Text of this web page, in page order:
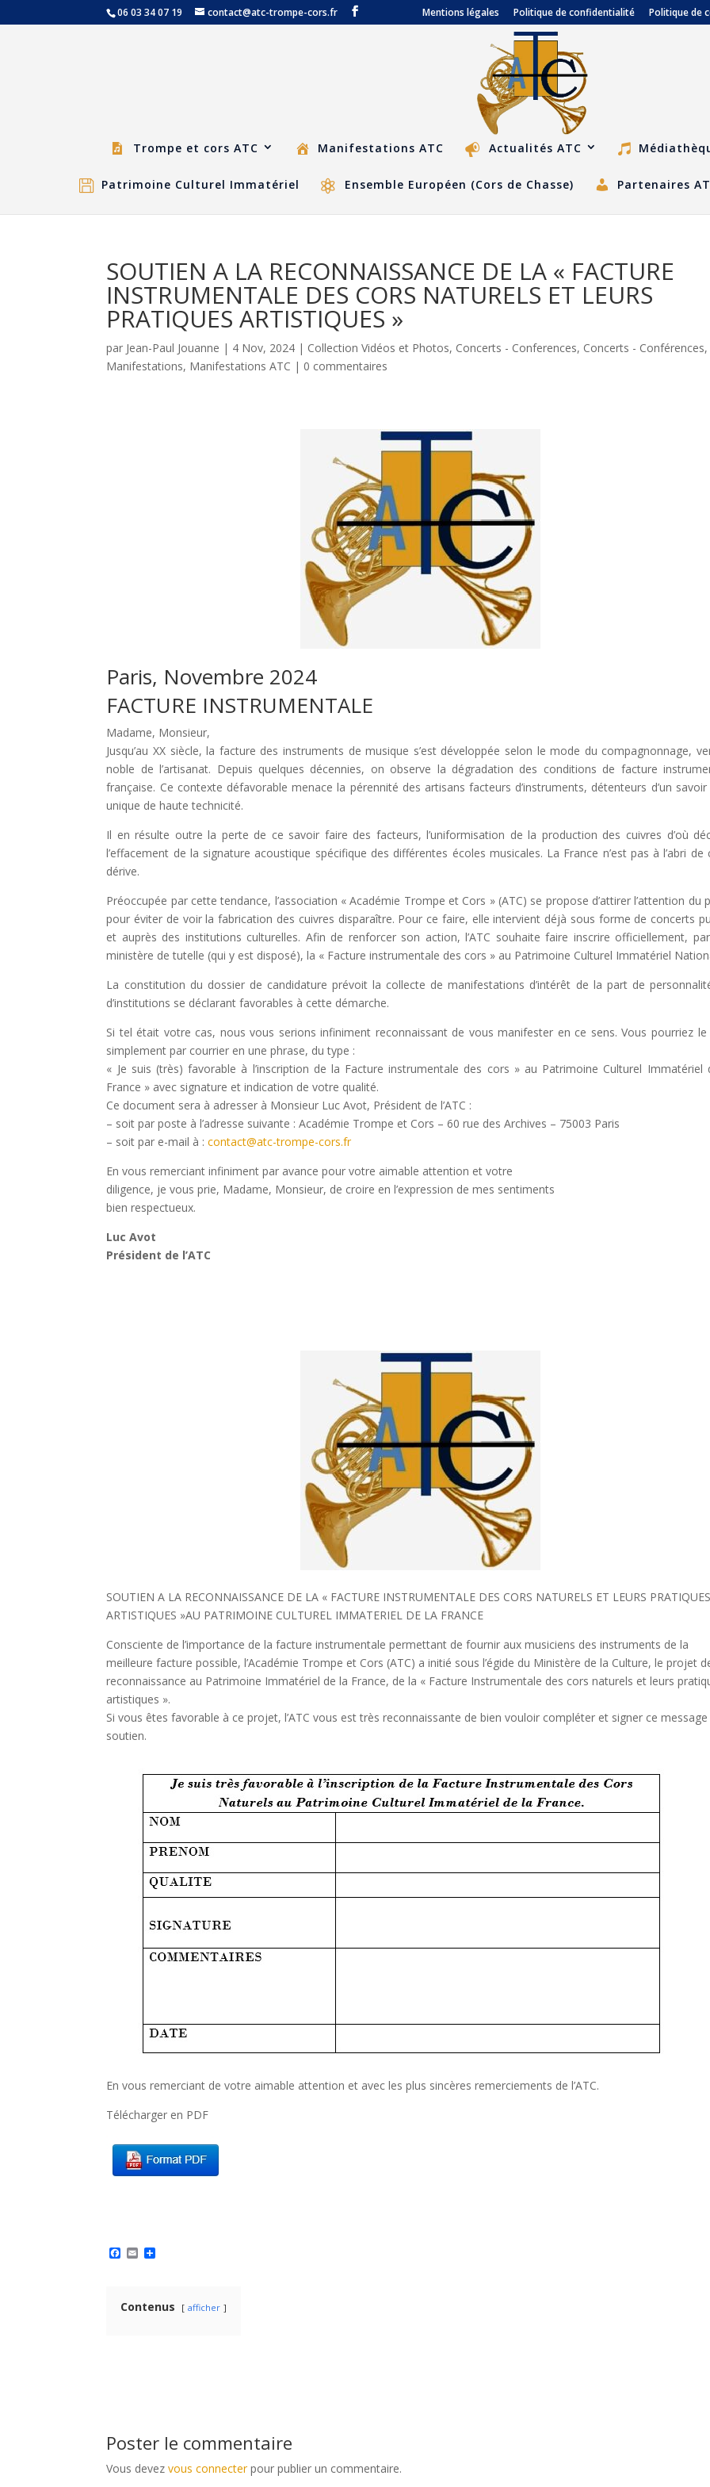
06 03 34 07 19 contact@atc-trompe-cors.fr Mentions légales Politique de confidentialité Politique de
Trompe et cors ATC Manifestations ATC Actualités ATC
Patrimoine Culturel Immatériel Ensemble Européen (Cors de Chasse) Partenaires
SOUTIEN A LA RECONNAISSANCE DE LA « FACTURE
INSTRUMENTALE DES CORS NATURELS ET LEURS
PRATIQUES ARTISTIQUES »
par Jean-Paul Jouanne | 4 Nov, 2024 | Collection Vidéos et Photos, Concerts - Conferences, Concerts - Conférences,
Manifestations, Manifestations ATC | 0 commentaires
Paris, Novembre 2024
FACTURE INSTRUMENTALE
Madame, Monsieur,
Jusqu’au XX siècle, la facture des instruments de musique s’est développée selon le mode du compagnonnage,
noble de l’artisanat. Depuis quelques décennies, on observe la dégradation des conditions de facture
française. Ce contexte défavorable menace la pérennité des artisans facteurs d’instruments, détenteurs d’un savoir
unique de haute technicité.
Il en résulte outre la perte de ce savoir faire des facteurs, l’uniformisation de la production des cuivres d’où
l’effacement de la signature acoustique spécifique des différentes écoles musicales. La France n’est pas à l’abri de
dérive.
Préoccupée par cette tendance, l’association « Académie Trompe et Cors » (ATC) se propose d’attirer l’attention du
pour éviter de voir la fabrication des cuivres disparaître. Pour ce faire, elle intervient déjà sous forme de concerts
et auprès des institutions culturelles. Afin de renforcer son action, l’ATC souhaite faire inscrire officiellement,
ministère de tutelle (qui y est disposé), la « Facture instrumentale des cors » au Patrimoine Culturel Immatériel
La constitution du dossier de candidature prévoit la collecte de manifestations d’intérêt de la part de
d’institutions se déclarant favorables à cette démarche.
Si tel était votre cas, nous vous serions infiniment reconnaissant de vous manifester en ce sens. Vous pourriez le
simplement par courrier en une phrase, du type :
« Je suis (très) favorable à l’inscription de la Facture instrumentale des cors » au Patrimoine Culturel Immatériel
France » avec signature et indication de votre qualité.
Ce document sera à adresser à Monsieur Luc Avot, Président de l’ATC :
– soit par poste à l’adresse suivante : Académie Trompe et Cors – 60 rue des Archives – 75003 Paris
– soit par e-mail à :contact@atc-trompe-cors.fr
En vous remerciant infiniment par avance pour votre aimable attention et votre
diligence, je vous prie, Madame, Monsieur, de croire en l’expression de mes sentiments
bien respectueux.
Luc Avot
Président de l’ATC
SOUTIEN A LA RECONNAISSANCE DE LA « FACTURE INSTRUMENTALE DES CORS NATURELS ET LEURS PRATIQUES
ARTISTIQUES »AU PATRIMOINE CULTUREL IMMATERIEL DE LA FRANCE
Consciente de l’importance de la facture instrumentale permettant de fournir aux musiciens des instruments de la
meilleure facture possible, l’Académie Trompe et Cors (ATC) a initié sous l’égide du Ministère de la Culture, le projet
reconnaissance au Patrimoine Immatériel de la France, de la « Facture Instrumentale des cors naturels et leurs
artistiques ».
Si vous êtes favorable à ce projet, l’ATC vous est très reconnaissante de bien vouloir compléter et signer ce message
soutien.
En vous remerciant de votre aimable attention et avec les plus sincères remerciements de l’ATC.
Télécharger en PDF
F
a
o
E
m
g
Contenus afficher
Poster le commentaire
Vous devezvous connecterpour publier un commentaire.